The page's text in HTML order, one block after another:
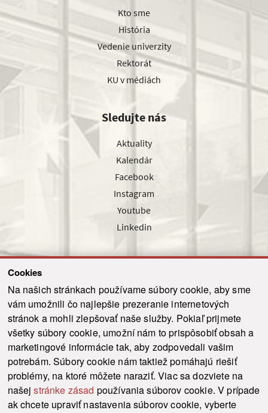
Cookies
Na našich stránkach používame súbory cookie, aby sme
vám umožnili čo najlepšie prezeranie internetových
stránok a mohli zlepšovať naše služby. Pokiaľ prijmete
všetky súbory cookie, umožní nám to prispôsobiť obsah a
marketingové informácie tak, aby zodpovedali vašim
potrebám. Súbory cookie nám taktiež pomáhajú riešiť
problémy, na ktoré môžete naraziť. Viac sa dozviete na
našejstránke zásad používania súborov cookie. V prípade
ak chcete upraviť nastavenia súborov cookie, vyberte
Kto sme
História
Vedenie univerzity
Rektorát
KU v médiách
Sledujte nás
Aktuality
Kalendár
Facebook
Instagram
Youtube
Linkedin
Odoslať
© 2021-2026 ku.sk. Všetky práva vyhradené. | Ochrana osobných údajov
Vyhlásenie o prístupnosti | Admin